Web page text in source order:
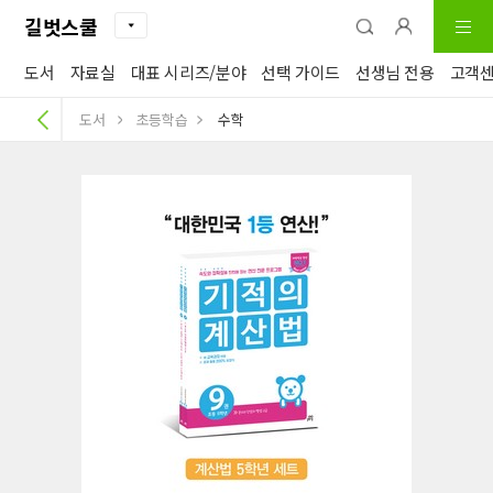
길벗스쿨
도서 자료실 대표 시리즈/분야 선택 가이드 선생님 전용 고객
도서 초등학습 수학